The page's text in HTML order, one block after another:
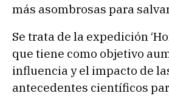
más asombrosas para
Se trata de la expedición
que tiene como objetivo
influencia y el impacto de
antecedentes científicos